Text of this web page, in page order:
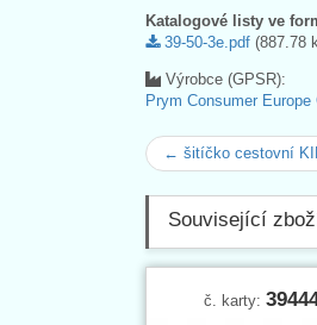
Katalogové listy ve
39-50-3e.pdf (887.78
Výrobce (GPSR):
Prym Consumer Europe
← šitíčko cestovní
Související
č. karty: